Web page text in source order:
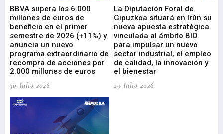
BBVA supera los 6.000
millones de euros de
beneficio en el primer
semestre de 2026 (+11%) y
anuncia un nuevo
programa extraordinario de
recompra de acciones por
2.000 millones de euros
30-Julio-2026
La Diputación Foral de
Gipuzkoa situará en Irún su
nueva apuesta estratégica
vinculada al ámbito BIO
para impulsar un nuevo
sector industrial, el empleo
de calidad, la innovación y
el bienestar
29-Julio-2026